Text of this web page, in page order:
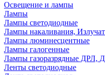
Освещение и лампы
Лампы
Лампы светодиодные
Лампы накаливания,
Лампы люминесцентные
Лампы галогенные
Лампы газоразрядные
Ленты светодиодные